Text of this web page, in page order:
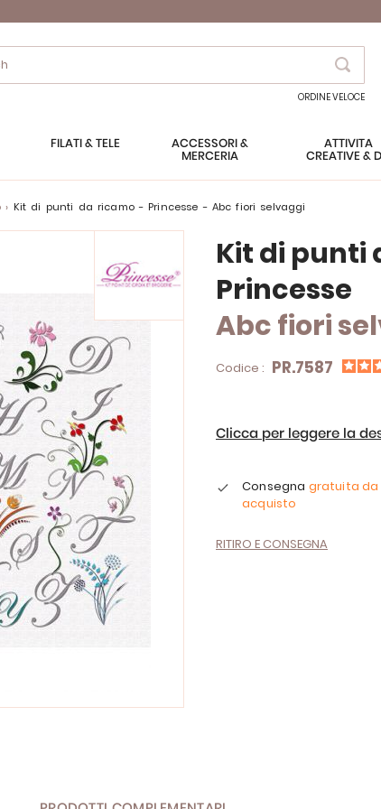
Search
ORDINE VELOCE
FILATI & TELE
ACCESSORI &
MERCERIA
ATTIVITÀ
CREATIVE &
Kit di punti da ricamo - Princesse - Abc fiori selvaggi
Kit di punti
Princesse
Abc fiori
Codice : PR.7587
Clicca per leggere la
Consegna gratuita da
acquisto
RITIRO E CONSEGNA